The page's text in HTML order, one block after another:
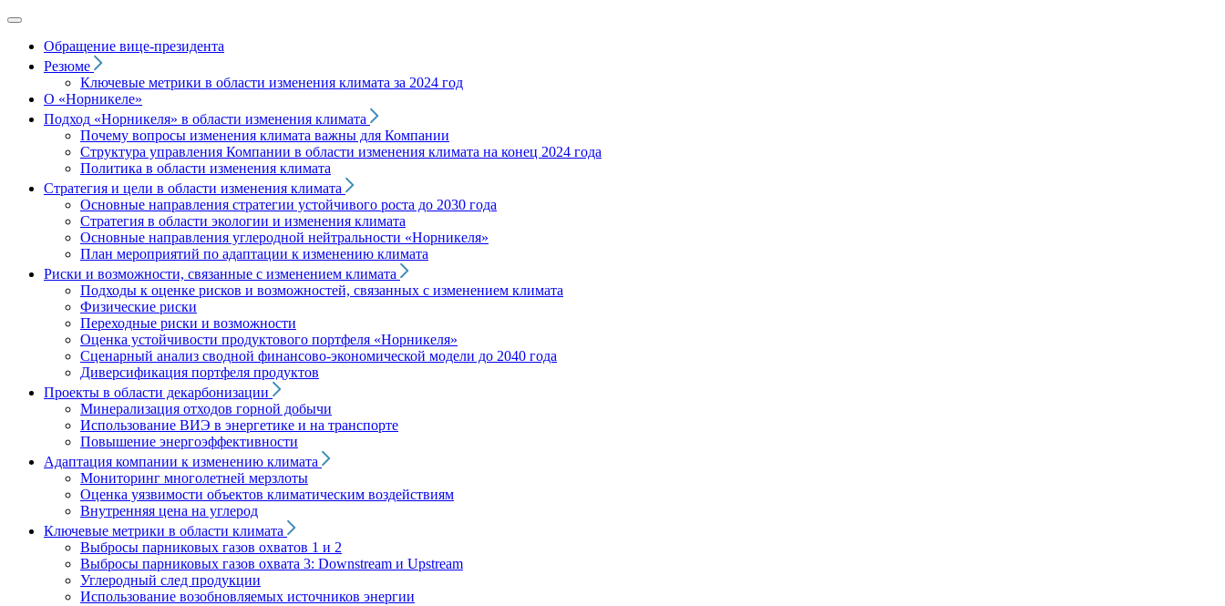
Обращение вице‑президента
Резюме
Ключевые метрики в области изменения климата за 2024 год
О «Норникеле»
Подход «Норникеля» в области изменения климата
Почему вопросы изменения климата важны для Компании
Структура управления Компании в области изменения климата на конец 2024 года
Политика в области изменения климата
Стратегия и цели в области изменения климата
Основные направления стратегии устойчивого роста до 2030 года
Стратегия в области экологии и изменения климата
Основные направления углеродной нейтральности «Норникеля»
План мероприятий по адаптации к изменению климата
Риски и возможности, связанные с изменением климата
Подходы к оценке рисков и возможностей, связанных с изменением климата
Физические риски
Переходные риски и возможности
Оценка устойчивости продуктового портфеля «Норникеля»
Сценарный анализ сводной финансово-экономической модели до 2040 года
Диверсификация портфеля продуктов
Проекты в области декарбонизации
Минерализация отходов горной добычи
Использование ВИЭ в энергетике и на транспорте
Повышение энергоэффективности
Адаптация компании к изменению климата
Мониторинг многолетней мерзлоты
Оценка уязвимости объектов климатическим воздействиям
Внутренняя цена на углерод
Ключевые метрики в области климата
Выбросы парниковых газов охватов 1 и 2
Выбросы парниковых газов охвата 3: Downstream и Upstream
Углеродный след продукции
Использование возобновляемых источников энергии